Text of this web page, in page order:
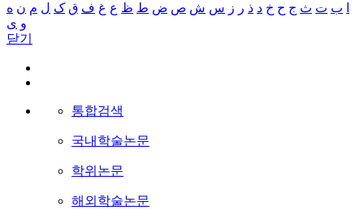
ب ت ث ج ح خ د ذ ر ز س ش ص ض ط ظ ع غ ف ق ک ل م ن ه
و ی
닫기
통합검색
국내학술논문
학위논문
해외학술논문